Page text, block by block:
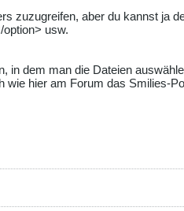
zuzugreifen, aber du kannst ja
usw.
in dem man die Dateien
wie hier am Forum das Smilies-